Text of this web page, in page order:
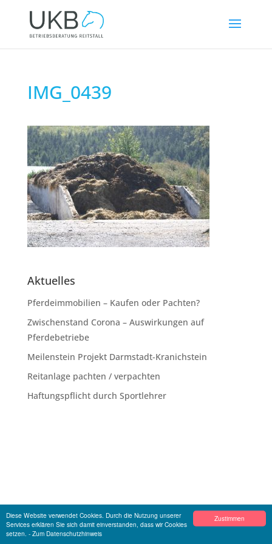
Zustimmen
Diese Website verwendet Cookies. Durch die Nutzung unserer
Services erklären Sie sich damit einverstanden, dass wir Cookies
setzen. - Zum Datenschutzhinweis
IMG_0439
Aktuelles
Pferdeimmobilien – Kaufen oder Pachten?
Zwischenstand Corona – Auswirkungen auf
Pferdebetriebe
Meilenstein Projekt Darmstadt-Kranichstein
Reitanlage pachten / verpachten
Haftungspflicht durch Sportlehrer